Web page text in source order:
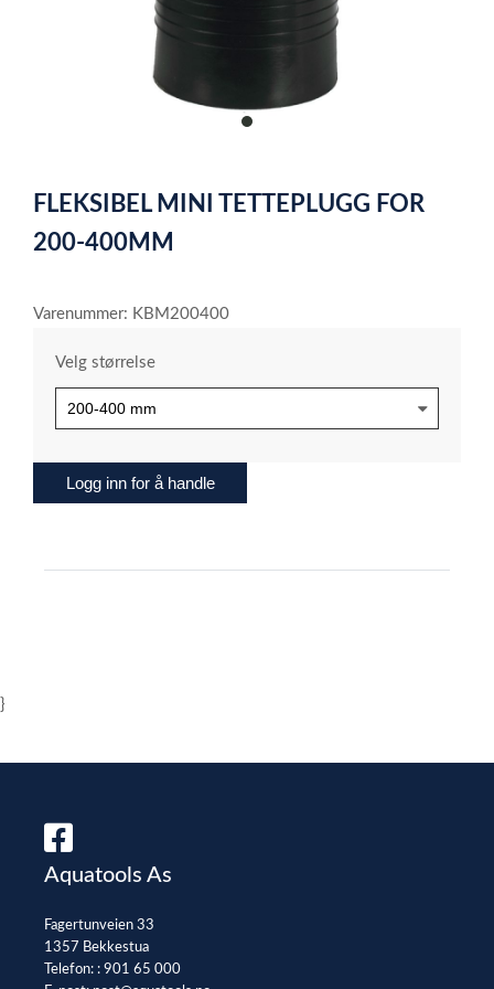
item
of
1
FLEKSIBEL MINI TETTEPLUGG FOR
200-400MM
Varenummer: KBM200400
Velg størrelse
Logg inn for å handle
}
Aquatools As
Fagertunveien 33
1357 Bekkestua
Telefon: : 901 65 000